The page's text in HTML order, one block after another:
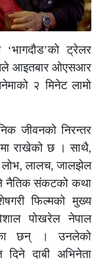
ट्रेलर
आइतबार ओएसआर
२ मिनेट लामो
जीवनको निरन्तर
राखेको छ । साथै,
लालच, जालझेल
नैतिक संकटको कथा
फिल्मको मुख्य
पोखरेल नेपाल
छन् । उनलेको
दिने दाबी अभिनेता